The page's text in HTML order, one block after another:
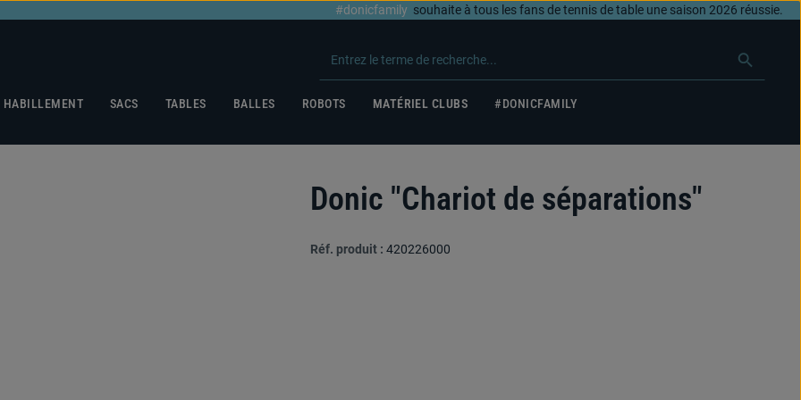
#donicfamily souhaite à tous les fans de tennis de table une saison 2026 réussie.
HABILLEMENT SACS TABLES BALLES ROBOTS MATÉRIEL CLUBS
#DONICFAMILY
Donic "Chariot de séparations"
Réf. produit : 420226000